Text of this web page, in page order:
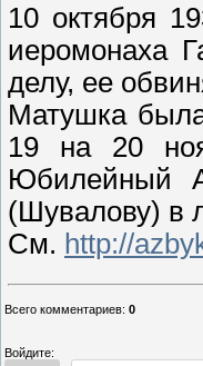
10 октября
иеромонаха
делу, ее
Матушка
19 на 20
Юбилейный
(Шувалову) в
См. http://
Всего комментариев: 0
Войдите: